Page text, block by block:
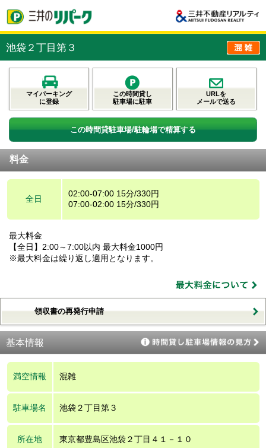
池袋２丁目第３
マイパーキング
に登録
この時間貸し
駐車場に駐車
URLを
メールで送る
この時間貸駐車場/駐輪場で精算する
料金
全日
02:00-07:00 15分/330円
07:00-02:00 15分/330円
最大料金
【全日】2:00～7:00以内 最大料金1000円
※最大料金は繰り返し適用となります。
領収書の再発行申請
基本情報
満空情報 混雑
駐車場名 池袋２丁目第３
所在地 東京都豊島区池袋２丁目４１－１０